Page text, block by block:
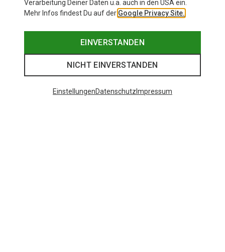
Verarbeitung Deiner Daten u.a. auch in den USA ein.
Mehr Infos findest Du auf der Google Privacy Site.
EINVERSTANDEN
NICHT EINVERSTANDEN
EinstellungenDatenschutz Impressum